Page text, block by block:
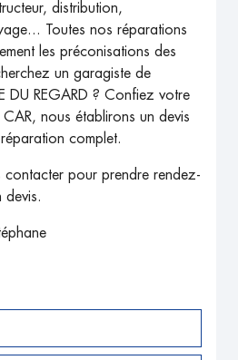
distribution,
Toutes nos réparations
les préconisations des
un garagiste de
DU REGARD ? Confiez votre
nous établirons un devis
complet.
pour prendre rendez-
devis.